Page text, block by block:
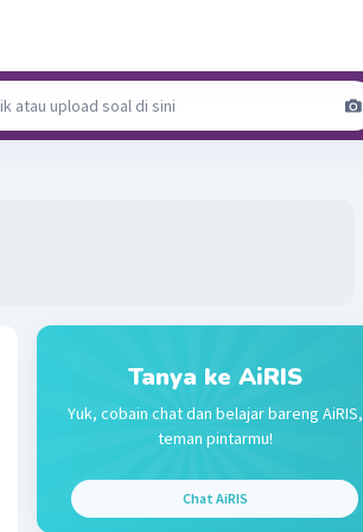
Tanya ke AiRIS
Yuk, cobain chat dan belajar bareng AiRIS,
teman pintarmu!
Chat AiRIS